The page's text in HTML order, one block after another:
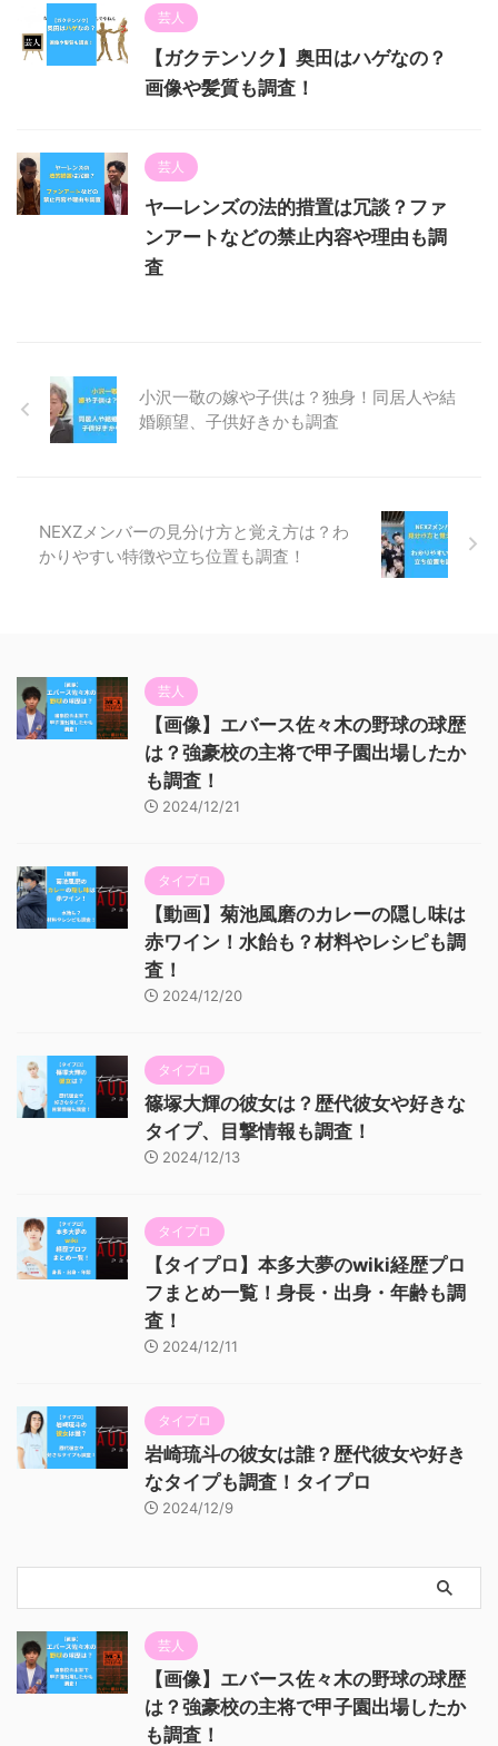
芸人
【ガクテンソク】奥田はハゲなの？
画像や髪質も調査！
芸人
ヤ―レンズの法的措置は冗談？ファ
ンアートなどの禁止内容や理由も調
査
小沢一敬の嫁や子供は？独身！同居人や結
婚願望、子供好きかも調査
NEXZメンバーの見分け方と覚え方は？わ
かりやすい特徴や立ち位置も調査！
芸人
【画像】エバース佐々木の野球の球歴
は？強豪校の主将で甲子園出場したか
も調査！
2024/12/21
タイプロ
【動画】菊池風磨のカレーの隠し味は
赤ワイン！水飴も？材料やレシピも調
査！
2024/12/20
タイプロ
篠塚大輝の彼女は？歴代彼女や好きな
タイプ、目撃情報も調査！
2024/12/13
タイプロ
【タイプロ】本多大夢のwiki経歴プロ
フまとめ一覧！身長・出身・年齢も調
査！
2024/12/11
タイプロ
岩崎琉斗の彼女は誰？歴代彼女や好き
なタイプも調査！タイプロ
2024/12/9
芸人
【画像】エバース佐々木の野球の球歴
は？強豪校の主将で甲子園出場したか
も調査！